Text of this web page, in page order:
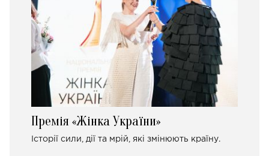
Премія «Жінка України»
Історії сили, дії та мрій, які змінюють країну.